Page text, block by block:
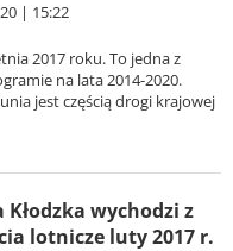
| 15:22
2017 roku. To jedna z
na lata 2014-2020.
jest częścią drogi krajowej
wychodzi z
lotnicze luty 2017 r.